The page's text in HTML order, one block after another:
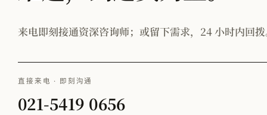
来电即刻接通资深咨询师；或留下需求，24 小时内回
直接来电 · 即刻沟通
021-5419 0656